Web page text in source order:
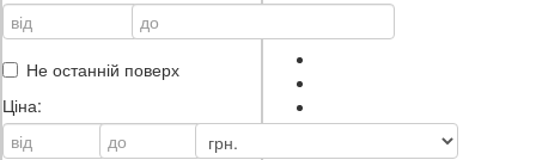
Не останній поверх
Ціна: